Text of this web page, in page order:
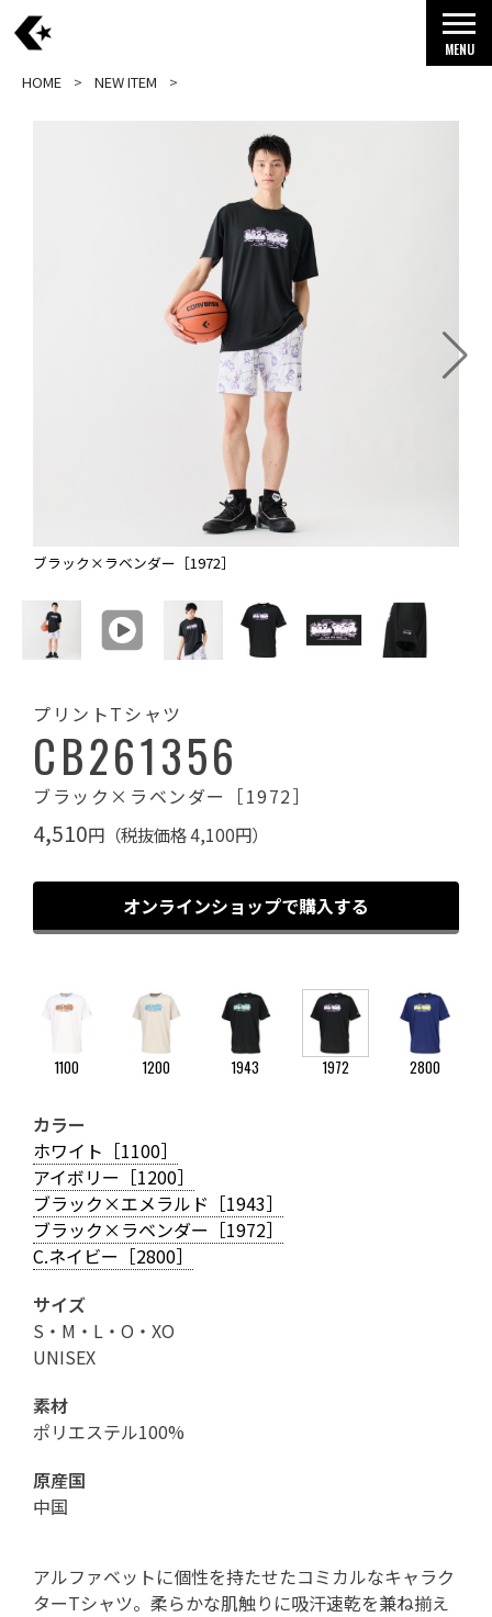
MENU
HOME NEW ITEM
ブラック×ラベンダー［1972］
プリントTシャツ
CB261356
ブラック×ラベンダー［1972］
4,510円（税抜価格 4,100円）
オンラインショップで購入する
1100 1200 1943 1972 2800
カラー
ホワイト［1100］
アイボリー［1200］
ブラック×エメラルド［1943］
ブラック×ラベンダー［1972］
C.ネイビー［2800］
サイズ
S・M・L・O・XO
UNISEX
素材
ポリエステル100%
原産国
中国
アルファベットに個性を持たせたコミカルなキャラク
ターTシャツ。柔らかな肌触りに吸汗速乾を兼ね揃え